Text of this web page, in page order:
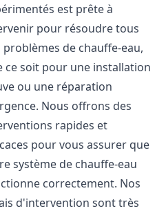
est prête à
pour résoudre tous
problèmes de chauffe-eau,
ce soit pour une installation
ou une réparation
Nous offrons des
rapides et
pour vous assurer que
système de chauffe-eau
correctement. Nos
d'intervention sont très